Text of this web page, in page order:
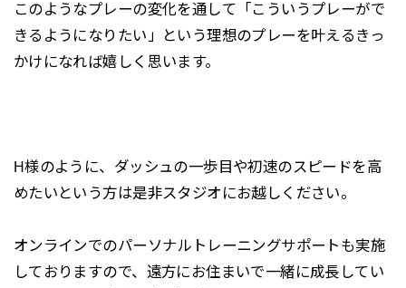
このようなプレーの変化を通して「こういうプレーがで
きるようになりたい」という理想のプレーを叶えるきっ
かけになれば嬉しく思います。
H様のように、ダッシュの一歩目や初速のスピードを高
めたいという方は是非スタジオにお越しください。
オンラインでのパーソナルトレーニングサポートも実施
しておりますので、遠方にお住まいで一緒に成長してい